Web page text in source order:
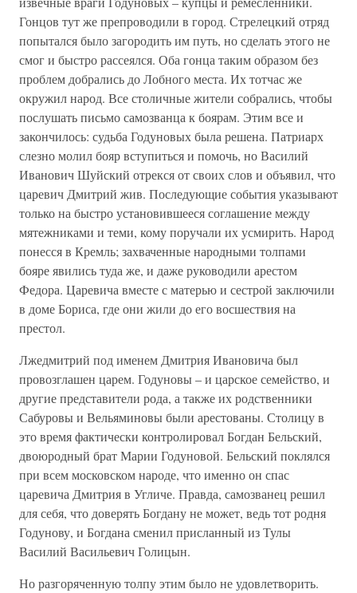
Гонцов тут же препроводили в город. Стрелецкий отряд
попытался было загородить им путь, но сделать этого не
смог и быстро рассеялся. Оба гонца таким образом без
проблем добрались до Лобного места. Их тотчас же
окружил народ. Все столичные жители собрались, чтобы
послушать письмо самозванца к боярам. Этим все и
закончилось: судьба Годуновых была решена. Патриарх
слезно молил бояр вступиться и помочь, но Василий
Иванович Шуйский отрекся от своих слов и объявил, что
царевич Дмитрий жив. Последующие события указывают
только на быстро установившееся соглашение между
мятежниками и теми, кому поручали их усмирить. Народ
понесся в Кремль; захваченные народными толпами
бояре явились туда же, и даже руководили арестом
Федора. Царевича вместе с матерью и сестрой заключили
в доме Бориса, где они жили до его восшествия на
престол.
Лжедмитрий под именем Дмитрия Ивановича был
провозглашен царем. Годуновы – и царское семейство, и
другие представители рода, а также их родственники
Сабуровы и Вельяминовы были арестованы. Столицу в
это время фактически контролировал Богдан Бельский,
двоюродный брат Марии Годуновой. Бельский поклялся
при всем московском народе, что именно он спас
царевича Дмитрия в Угличе. Правда, самозванец решил
для себя, что доверять Богдану не может, ведь тот родня
Годунову, и Богдана сменил присланный из Тулы
Василий Васильевич Голицын.
Но разгоряченную толпу этим было не удовлетворить.